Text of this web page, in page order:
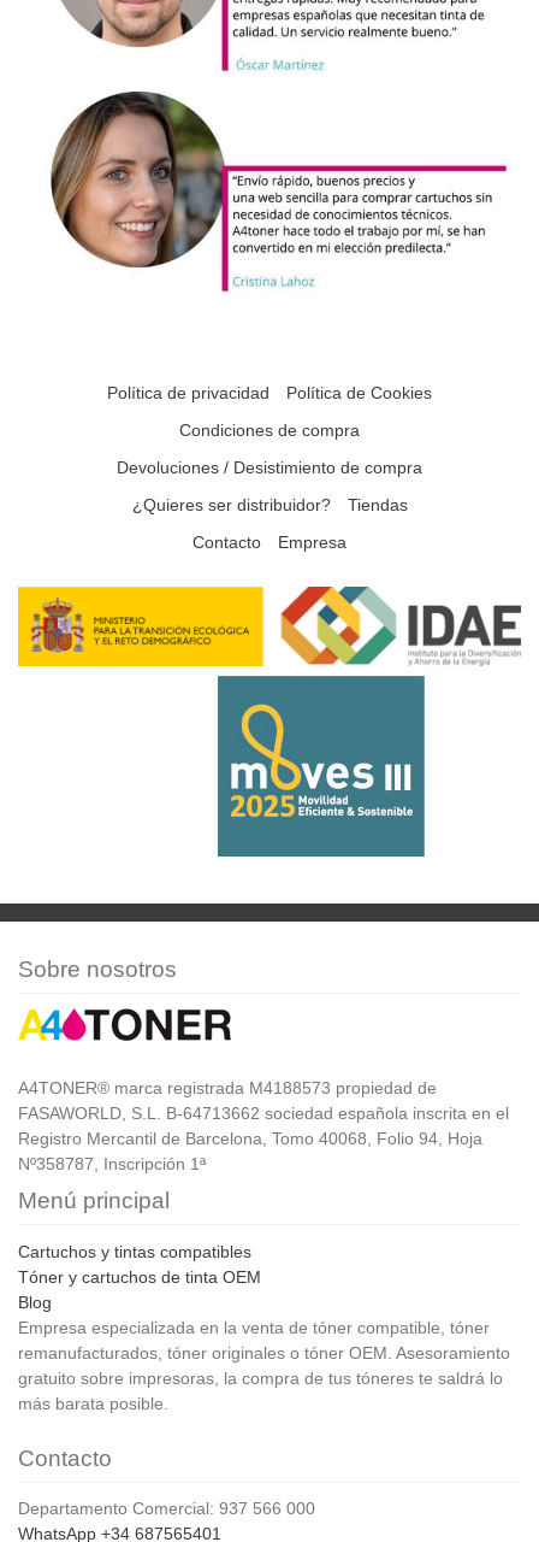
Política de privacidad
Política de Cookies
Condiciones de compra
Devoluciones / Desistimiento de compra
¿Quieres ser distribuidor?
Tiendas
Contacto
Empresa
Sobre nosotros
A4TONER® marca registrada M4188573 propiedad de
FASAWORLD, S.L. B-64713662 sociedad española inscrita en el
Registro Mercantil de Barcelona, Tomo 40068, Folio 94, Hoja
Nº358787, Inscripción 1ª
Menú principal
Cartuchos y tintas compatibles
Tóner y cartuchos de tinta OEM
Blog
Empresa especializada en la venta de tóner compatible, tóner
remanufacturados, tóner originales o tóner OEM. Asesoramiento
gratuito sobre impresoras, la compra de tus tóneres te saldrá lo
más barata posible.
Contacto
Departamento Comercial: 937 566 000
WhatsApp +34 687565401